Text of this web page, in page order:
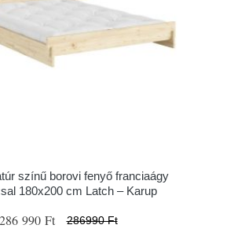
színű borovi fenyő franciaágy
180x200 cm Latch – Karup
286 990 Ft 286990 Ft